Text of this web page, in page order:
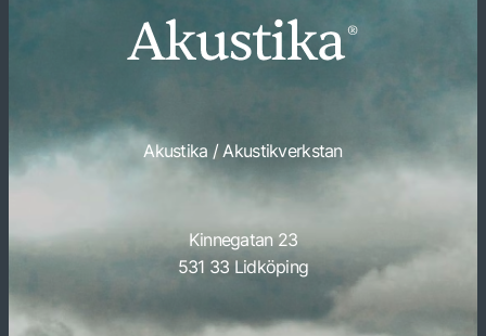
Akustika / Akustikverkstan
Kinnegatan 23
531 33 Lidköping